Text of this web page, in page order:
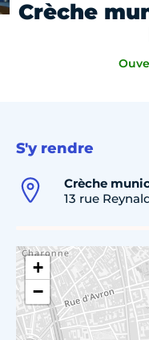
Crèche
S'y rendre
Crèche
13 rue
+
−